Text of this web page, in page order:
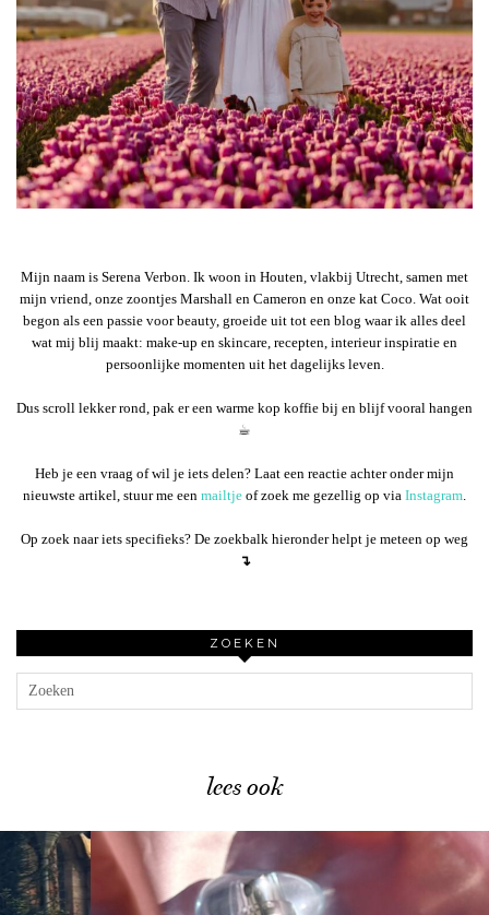
Mijn naam is Serena Verbon. Ik woon in Houten, vlakbij Utrecht, samen met
mijn vriend, onze zoontjes Marshall en Cameron en onze kat Coco. Wat ooit
begon als een passie voor beauty, groeide uit tot een blog waar ik alles deel
wat mij blij maakt: make-up en skincare, recepten, interieur inspiratie en
persoonlijke momenten uit het dagelijks leven.
Dus scroll lekker rond, pak er een warme kop koffie bij en blijf vooral hangen
☕︎
Heb je een vraag of wil je iets delen? Laat een reactie achter onder mijn
nieuwste artikel, stuur me een mailtje of zoek me gezellig op via Instagram
Op zoek naar iets specifieks? De zoekbalk hieronder helpt je meteen op weg
↴
ZOEKEN
lees ook